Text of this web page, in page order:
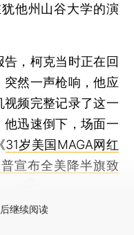
他州山谷大学的演
，柯克当时正在回
然一声枪响，他应
频完整记录了这一
迅速倒下，场面一
31岁美国MAGA网红
宣布全美降半旗致
继续阅读